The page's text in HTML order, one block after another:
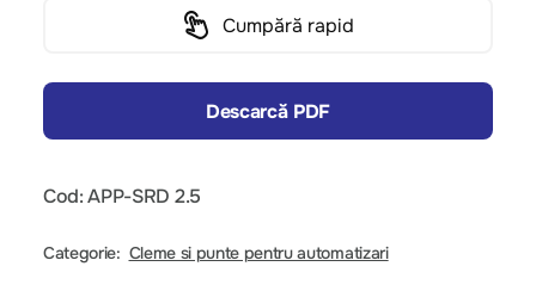
Cumpără rapid
Descarcă PDF
Cod: APP-SRD 2.5
Categorie: Cleme si punte pentru automatizari